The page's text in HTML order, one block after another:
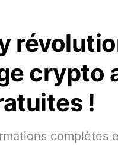
crypto
!
complètes